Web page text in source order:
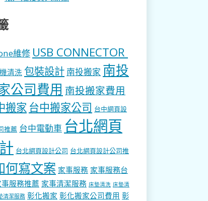
維修 USB CONNECTOR
清洗 包裝設計 南投搬家 南投
公司費用 南投搬家費用
搬家 台中搬家公司 台中網頁設
推薦 台中電動車 台北網頁
台北網頁設計公司 台北網頁設計公司推
何寫文案 家事服務 家事服務台
事服務推薦 家事清潔服務 床墊清洗 床墊清
清潔服務 彰化搬家 彰化搬家公司費用 彰